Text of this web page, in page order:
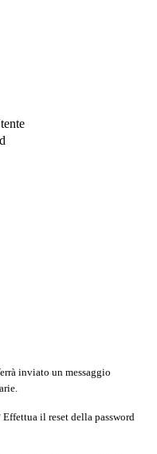
inviato un messaggio
il reset della password